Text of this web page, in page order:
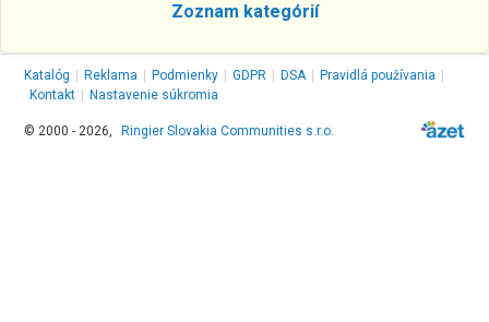
Zoznam kategórií
Katalóg Reklama Podmienky GDPR DSA Pravidlá používania
Kontakt
Nastavenie súkromia
© 2000 - 2026, Ringier Slovakia Communities s.r.o.